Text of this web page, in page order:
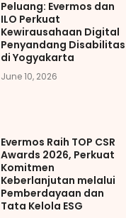
Peluang: Evermos dan
ILO Perkuat
Kewirausahaan Digital
Penyandang Disabilitas
di Yogyakarta
June 10, 2026
Evermos Raih TOP CSR
Awards 2026, Perkuat
Komitmen
Keberlanjutan melalui
Pemberdayaan dan
Tata Kelola ESG